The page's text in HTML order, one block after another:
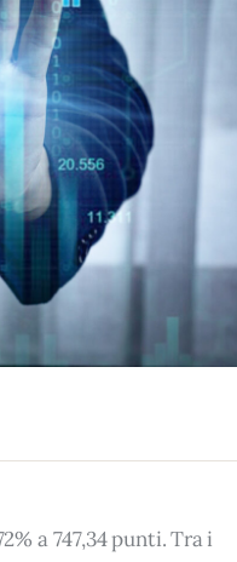
a 747,34 punti. Tra i